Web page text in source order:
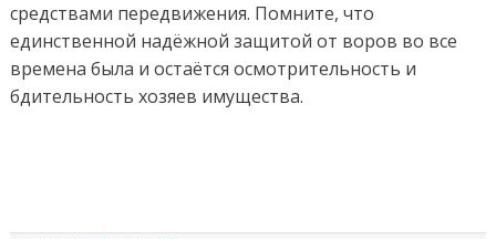
средствами передвижения. Помните, что
единственной надёжной защитой от воров во все
времена была и остаётся осмотрительность и
бдительность хозяев имущества.